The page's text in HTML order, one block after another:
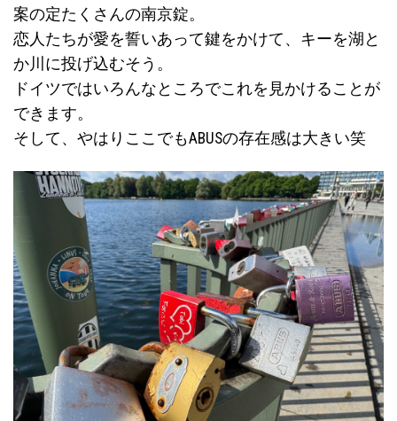
案の定たくさんの南京錠。
恋人たちが愛を誓いあって鍵をかけて、キーを湖と
か川に投げ込むそう。
ドイツではいろんなところでこれを見かけることが
できます。
そして、やはりここでもABUSの存在感は大きい笑